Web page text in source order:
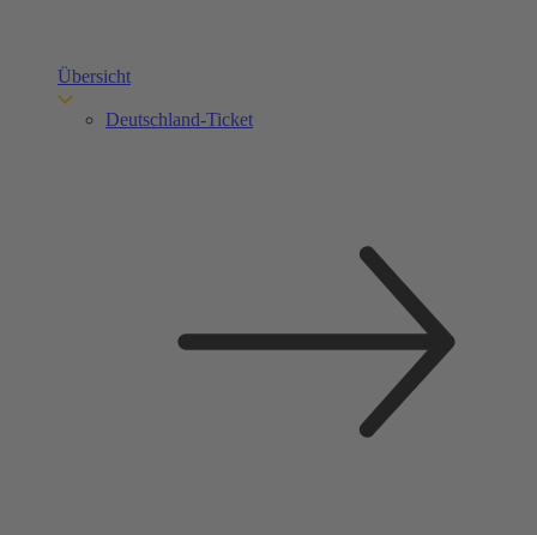
Übersicht
Deutschland-Ticket